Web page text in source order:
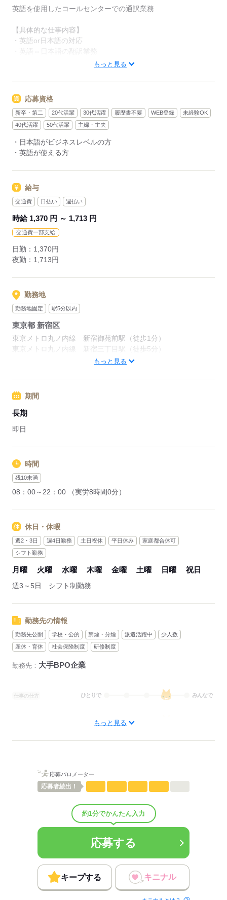
英語を使用したコールセンターでの通訳業務
【具体的な仕事内容】
・英語or日本語の対応
レストラン店員から「言葉が通じなくて...」
銀行で困った方から「口座開設をしたいのに意思疎通ができな
くて...」
そんな日常的なお問合せも有ります！
応募する
もっと見る
応募資格
新卒・第二 20代活躍 30代活躍 履歴書不要 WEB登録
未経験OK
40代活躍
50代活躍 主婦・主夫
・日本語がビジネスレベルの方
・英語が使える方
給与
交通費 日払い 週払い
時給 1,370 円 ～ 1,713 円
交通費一部支給
日勤：1,370円
夜勤：1,713円
勤務地
勤務地固定 駅5分以内
東京都 新宿区
東京メトロ丸ノ内線 新宿御苑前駅（徒歩1分）
東京メトロ丸ノ内線 新宿三丁目駅（徒歩5分）
山手線 新宿駅（徒歩15分）
駅チカで賑わっています！ショッピングやランチに便利です♪
もっと見る
期間
長期
即日
時間
残10未満
08：00～22：00 （実労8時間0分）
休日・休暇
週2・3日 週4日勤務 土日祝休 平日休み
家庭都合休可
シフト勤務
月曜 火曜 水曜 木曜 金曜 土曜 日曜 祝日
週3～5日 シフト制勤務
勤務先の情報
勤務先公開 学校・公的 禁煙・分煙 派遣活躍中
少人数
産休・育休
社会保険制度 研修制度
勤務先： 大手BPO企業
仕事の仕方 ひとりで みんなで
しずか
業界IT・通信関連
応募する
もっと見る
応募バロメーター
応募者続出！
約1分でかんたん入力
応募する
キープする キニナル